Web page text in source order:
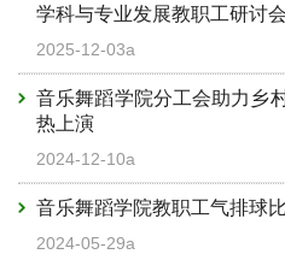
学科与专业发展教职工研讨会
2025-12-03a
音乐舞蹈学院分工会助力乡
热上演
2024-12-10a
音乐舞蹈学院教职工气排球
2024-05-29a